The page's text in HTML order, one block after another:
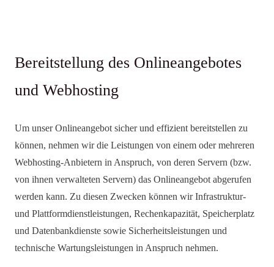
Bereitstellung des Onlineangebotes
und Webhosting
Um unser Onlineangebot sicher und effizient bereitstellen zu
können, nehmen wir die Leistungen von einem oder mehreren
Webhosting-Anbietern in Anspruch, von deren Servern (bzw.
von ihnen verwalteten Servern) das Onlineangebot abgerufen
werden kann. Zu diesen Zwecken können wir Infrastruktur-
und Plattformdienstleistungen, Rechenkapazität, Speicherplatz
und Datenbankdienste sowie Sicherheitsleistungen und
technische Wartungsleistungen in Anspruch nehmen.